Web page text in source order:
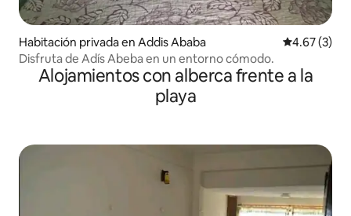
Habitación privada en Addis Ababa Calificación
4.67 (3)
Disfruta de Adís Abeba en un entorno cómodo.
Alojamientos con alberca frente a la
playa